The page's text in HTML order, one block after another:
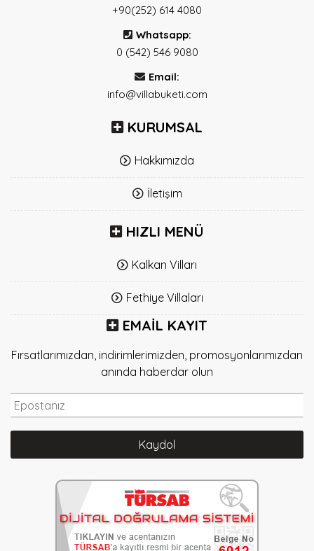
+90(252) 614 4080
Whatsapp:
0 (542) 546 9080
Email:
info@villabuketi.com
KURUMSAL
Hakkımızda
İletişim
HIZLI MENÜ
Kalkan Vilları
Fethiye Villaları
EMAIL KAYIT
Fırsatlarımızdan, indirimlerimizden, promosyonlarımızdan
anında haberdar olun
Kaydol